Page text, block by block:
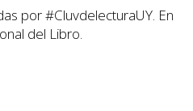
infantil
por #CluvdelecturaUY. En
del Libro.